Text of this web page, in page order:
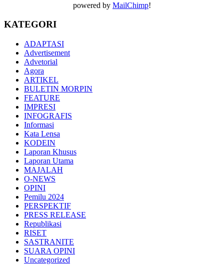
powered by MailChimp!
KATEGORI
ADAPTASI
Advertisement
Advetorial
Agora
ARTIKEL
BULETIN MORPIN
FEATURE
IMPRESI
INFOGRAFIS
Informasi
Kata Lensa
KODEIN
Laporan Khusus
Laporan Utama
MAJALAH
O-NEWS
OPINI
Pemilu 2024
PERSPEKTIF
PRESS RELEASE
Republikasi
RISET
SASTRANITE
SUARA OPINI
Uncategorized